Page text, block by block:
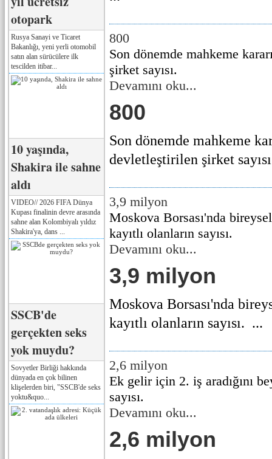
otopark
Rusya Sanayi ve Ticaret
Bakanlığı, yeni yerli otomobil
satın alan sürücülere ilk
tescilden itibar...
10 yaşında,
Shakira ile sahne
aldı
VIDEO// 2026 FIFA Dünya
Kupası finalinin devre arasında
sahne alan Kolombiyalı yıldız
Shakira'ya, dans ...
SSCB'de
gerçekten seks
yok muydu?
Sovyetler Birliği hakkında
dünyada en çok bilinen
klişelerden biri, "SSCB'de seks
yoktu&quo...
800
Son dönemde mahkeme
şirket sayısı.
Devamını oku...
800
Son dönemde mahkeme
devletleştirilen şirket
3,9 milyon
Moskova Borsası'nda
kayıtlı olanların sayısı.
Devamını oku...
3,9 milyon
Moskova Borsası'nda
kayıtlı olanların sayısı. ...
2,6 milyon
Ek gelir için 2. iş aradığını
sayısı.
Devamını oku...
2,6 milyon